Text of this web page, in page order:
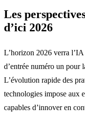
Les
d’ici 2026
L’horizon 2026 verra
d’entrée numéro un pour
L’évolution rapide des
technologies impose aux
capables d’innover en